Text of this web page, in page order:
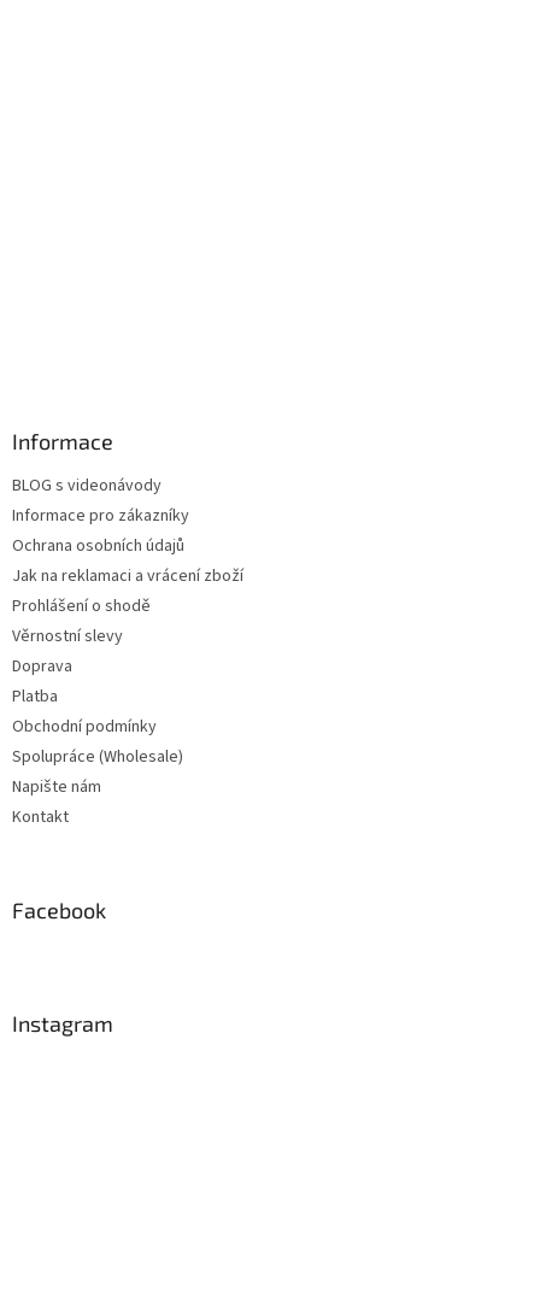
Informace
BLOG s videonávody
Informace pro zákazníky
Ochrana osobních údajů
Jak na reklamaci a vrácení zboží
Prohlášení o shodě
Věrnostní slevy
Doprava
Platba
Obchodní podmínky
Spolupráce (Wholesale)
Napište nám
Kontakt
Facebook
Instagram